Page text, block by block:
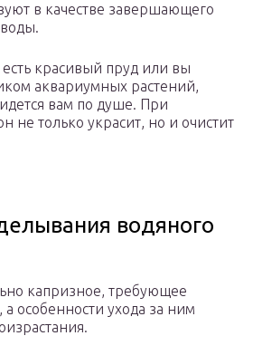
в качестве завершающего
есть красивый пруд или вы
аквариумных растений,
вам по душе. При
не только украсит, но и очистит
водяного
капризное, требующее
особенности ухода за ним